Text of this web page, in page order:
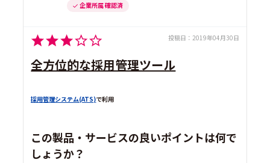
企業所属 確認済
投稿日： 2019年04月30日
全方位的な採用管理ツール
採用管理システム(ATS)で利用
この製品・サービスの良いポイントは何で
しょうか？